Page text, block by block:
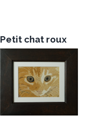
Petit chat roux